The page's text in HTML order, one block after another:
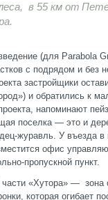
в 55 км от
(для Parabola
с подрядом и без
застройщики
и обратились к
напоминают
поселка — это и
журавль. У въезда
офис
пропускной пункт.
«Хутора» —
которая огибает